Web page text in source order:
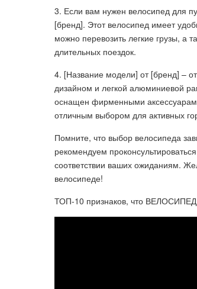
3. Если вам нужен велосипед для
[бренд]. Этот велосипед имеет
можно перевозить легкие грузы,
длительных поездок.
4. [Название модели] от [бренд] –
дизайном и легкой алюминиевой
оснащен фирменными
отличным выбором для активных
Помните, что выбор велосипеда
рекомендуем
соответствии ваших ожиданиям.
велосипеде!
ТОП-10 признаков, что ВЕЛОСИПЕД